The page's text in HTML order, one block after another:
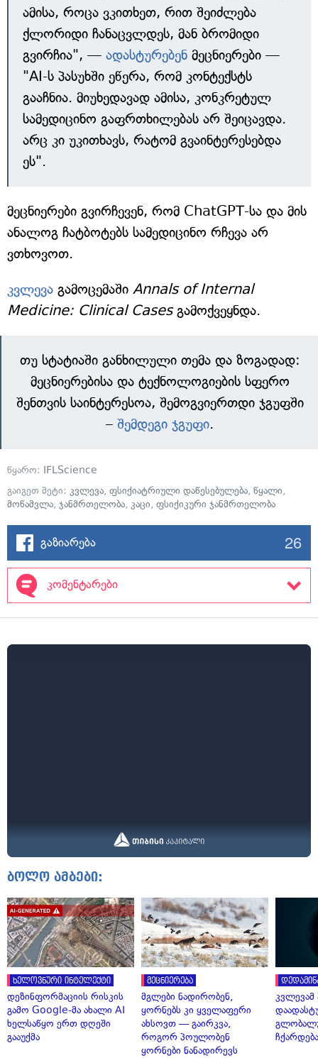
ამისა, როცა ვკითხეთ, რით შეიძლება
ქლორიდი ჩანაცვლდეს, მან ბრომიდი
გვირჩია", — ადასტურებენ მეცნიერები —
"AI-ს პასუხში ეწერა, რომ კონტექსტს
გააჩნია. მიუხედავად ამისა, კონკრეტულ
სამედიცინო გაფრთხილებას არ შეიცავდა.
არც კი უკითხავს, რატომ გვაინტერესებდა
ეს".
მეცნიერები გვირჩევენ, რომ ChatGPT-სა და მის
ანალოგ ჩატბოტებს სამედიცინო რჩევა არ
ვთხოვოთ.
კვლევა გამოცემაში Annals of Internal
Medicine: Clinical Casesგამოქვეყნდა.
თუ სტატიაში განხილული თემა და ზოგადად:
მეცნიერებისა და ტექნოლოგიების სფერო
შენთვის საინტერესოა, შემოგვიერთდი ჯგუფში
– შემდეგი ჯგუფი.
წყარო: IFLScience
გაიგეთ მეტი: კვლევა, ფსიქიატრიული დაწესებულება, წყალი,
მოწამვლა, ჯანმრთელობა, კაცი, ფსიქიკური ჯანმრთელობა
გაზიარება 26
კომენტარები
ბოლო ამბები:
ხელოვნური ინტელექტი
დეზინფორმაციის რისკის
გამო Google-მა ახალი AI
ხელსაწყო ერთ დღეში
გააუქმა
მეცნიერება
მგლები ნადირობენ,
ყორნებს კი ყველაფერი
ახსოვთ — გაირკვა,
როგორ პოულობენ
ყორნები ნანადირევს
ჩქარდება